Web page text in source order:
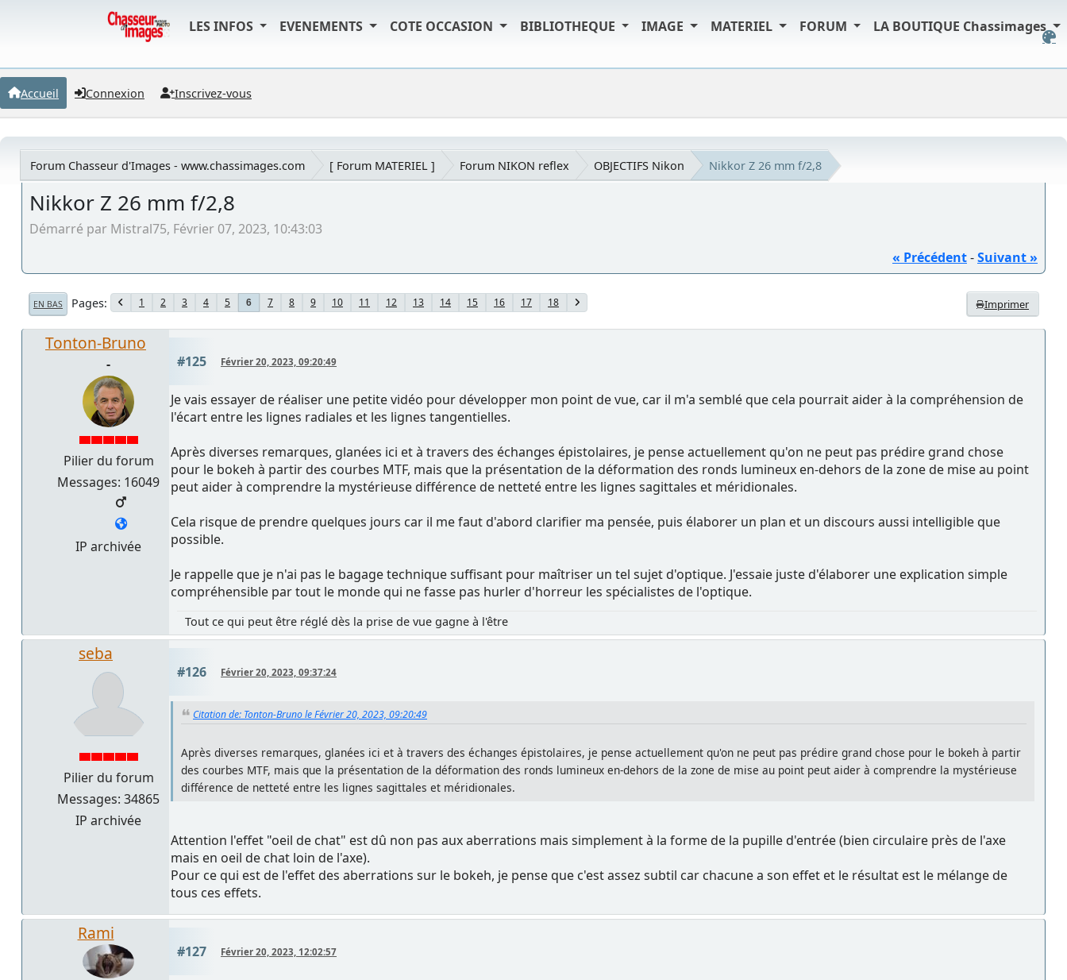
LES INFOS EVENEMENTS COTE OCCASION BIBLIOTHEQUE IMAGE MATERIEL FORUM LA BOUTIQUE Chassimages
Accueil Connexion Inscrivez-vous
Forum Chasseur d'Images - www.chassimages.com [ Forum MATERIEL ] Forum NIKON reflex OBJECTIFS Nikon Nikkor Z 26 mm f/2,8
Nikkor Z 26 mm f/2,8
Démarré par Mistral75, Février 07, 2023, 10:43:03
« Précédent-Suivant »
Imprimer
EN BAS Pages 1 2 3 4 5 6 7 8 9 10 11 12 13 14 15 16 17 18
Tonton-Bruno
-
Pilier du forum
Messages: 16049
IP archivée
#125 Février 20, 2023, 09:20:49
Je vais essayer de réaliser une petite vidéo pour développer mon point de vue, car il m'a semblé que cela pourrait aider à la compréhension de
l'écart entre les lignes radiales et les lignes tangentielles.
Après diverses remarques, glanées ici et à travers des échanges épistolaires, je pense actuellement qu'on ne peut pas prédire grand chose
pour le bokeh à partir des courbes MTF, mais que la présentation de la déformation des ronds lumineux en-dehors de la zone de mise au point
peut aider à comprendre la mystérieuse différence de netteté entre les lignes sagittales et méridionales.
Cela risque de prendre quelques jours car il me faut d'abord clarifier ma pensée, puis élaborer un plan et un discours aussi intelligible que
possible.
Je rappelle que je n'ai pas le bagage technique suffisant pour maîtriser un tel sujet d'optique. J'essaie juste d'élaborer une explication simple
compréhensible par tout le monde qui ne fasse pas hurler d'horreur les spécialistes de l'optique.
Tout ce qui peut être réglé dès la prise de vue gagne à l'être
seba
Pilier du forum
Messages: 34865
IP archivée
#126 Février 20, 2023, 09:37:24
Citation de: Tonton-Bruno le Février 20, 2023, 09:20:49
Après diverses remarques, glanées ici et à travers des échanges épistolaires, je pense actuellement qu'on ne peut pas prédire grand chose pour le bokeh à partir
des courbes MTF, mais que la présentation de la déformation des ronds lumineux en-dehors de la zone de mise au point peut aider à comprendre la mystérieuse
différence de netteté entre les lignes sagittales et méridionales.
Attention l'effet "oeil de chat" est dû non pas aux aberrations mais simplement à la forme de la pupille d'entrée (bien circulaire près de l'axe
mais en oeil de chat loin de l'axe).
Pour ce qui est de l'effet des aberrations sur le bokeh, je pense que c'est assez subtil car chacune a son effet et le résultat est le mélange de
tous ces effets.
Rami
#127 Février 20, 2023, 12:02:57